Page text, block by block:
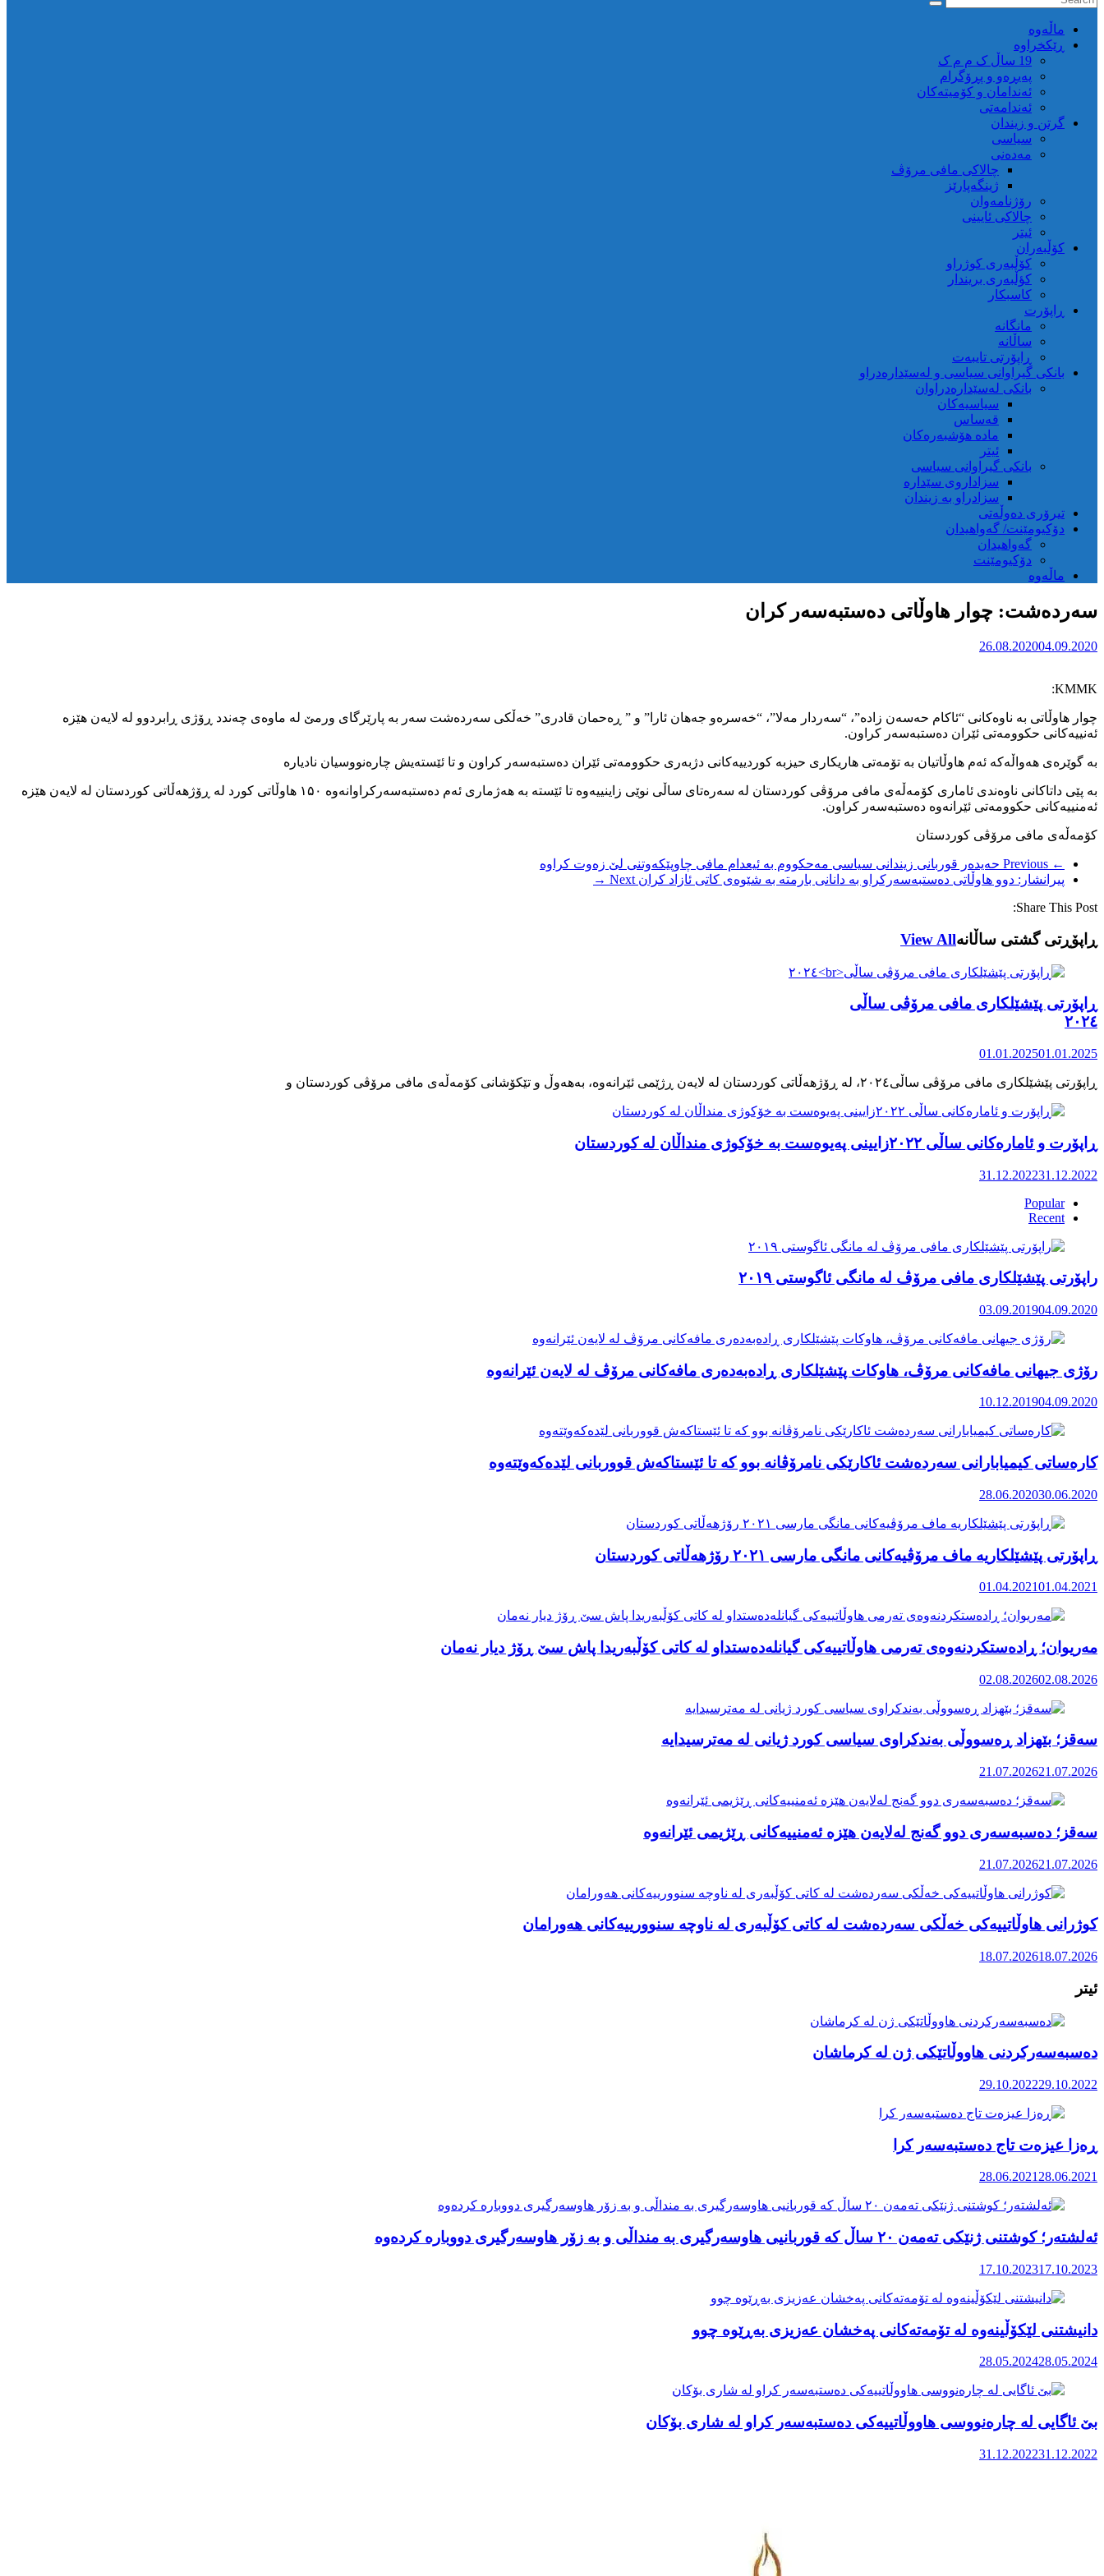
ماڵه‌وه‌
ڕێکخراوە
19 ساڵ ک م م ک
پەیڕەو و پڕۆگرام
ئەندامان و کۆمیتەکان
ئەندامەتی
گرتن و زیندان
سیاسی
مەدەنی
چالاکی مافی مرۆڤ
ژینگەپارێز
رۆژنامەوان
چالاکی ئایینی
ئیتر
کۆڵبەران
کۆڵبەری کوژراو
کؤڵبەری بریندار
کاسبکار
ڕاپۆرت
مانگانە
ساڵانە
ڕاپۆرتی تایبەت
بانکی گیراوانی سیاسی و لەسێدارەدراو
بانکی لەسێدارەدراوان
سیاسیەکان
قەساس
مادە هۆشبەرەکان
ئیتر
بانکی گیراوانی سیاسی
سزاداروی سێدارە
سزادراو بە زیندان
تیرۆری دەوڵەتی
دۆکیومێنت/ گەواهیدان
گەواهیدان
دۆکیومێنت
ماڵەوە
سەردەشت: چوار هاوڵاتی دەستبەسەر کران
26.08.202004.09.2020
KMMK:
چوار هاوڵاتی بە ناوەکانی “ئاکام حەسەن زادە”، “سەردار مەلا”، “خەسرەو جەهان ئارا” و ” ڕەحمان قادری” خەڵکی سەردەشت سەر بە پارێرگای ورمێ لە ماوەی چەندد ڕۆژی ڕابردوو لە لایەن هێزە
ئەنییەکانی حکوومەتی ئێران دەستبەسەر کراون.
بە گوێرەی هەواڵەکە ئەم هاوڵاتیان بە تۆمەتی هاریکاری حیزبە کوردییەکانی دژبەری حکوومەتی ئێران دەستبەسەر کراون و تا ئێستەیش چارەنووسیان نادیارە
بە پێی داتاکانی ناوەندی ئاماری کۆمەڵەی مافی مرۆڤی کوردستان لە سەرەتای ساڵی نوێی زاینییەوە تا ئێستە بە هەژماری ئەم دەستبەسەرکراوانەوە ١۵٠ هاوڵاتی کورد لە ڕۆژهەڵاتی کوردستان لە لایەن هێزە
ئەمنییەکانی حکوومەتی ئێرانەوە دەستبەسەر کراون.
کۆمەڵەی مافی مرۆڤی کوردستان
← Previous
حەیدەر قوربانی زیندانی سیاسی مەحکووم بە ئیعدام مافی چاوپێکەوتنی لێ زەوت کراوە
پیرانشار: دوو هاوڵاتی دەستبەسەرکراو بە دانانی بارمتە بە شێوەی کاتی ئازاد کران Next →
Share This Post:
ڕاپۆڕتی گشتی ساڵانهView All
ڕاپۆرتی پێشێلکاری مافی مرۆڤی ساڵی
٢٠٢٤
01.01.202501.01.2025
ڕاپۆرت و ئامارەکانی ساڵی ٢٠٢٢زایینی پەیوەست بە خۆکوژی منداڵان لە کوردستان
31.12.202231.12.2022
Popular
Recent
راپۆرتی پێشێلكاری مافی مرۆڤ له‌ مانگی ئاگوستی ٢٠١٩
03.09.201904.09.2020
رۆژی جیهانی مافەکانی مرۆڤ، هاوکات پێشێلکاری ڕادەبەدەری مافەکانی مرۆڤ لە لایەن ئێرانەوە
10.12.201904.09.2020
کارەساتی کیمیابارانی سەردەشت ئاکارێکی نامرۆڤانە بوو کە تا ئێستاکەش قووربانی لێدەکەوێتەوە
28.06.202030.06.2020
ڕاپۆرتی پێشێلکاریە ماف مرۆڤیەکانی مانگی مارسی ٢٠٢١ رۆژهەڵاتی کوردستان
01.04.202101.04.2021
مەریوان؛ ڕادەستکردنەوەی تەرمی هاوڵاتییەکی گیانلەدەستداو لە کاتی کۆڵبەریدا پاش سێ ڕۆژ دیار نەمان
02.08.202602.08.2026
سەقز؛ بێهزاد ڕەسووڵی بەندکراوی سیاسی کورد ژیانی لە مەترسیدایە
21.07.202621.07.2026
سەقز؛ دەسبەسەری دوو گەنج لەلایەن هێزە ئەمنییەکانی ڕێژیمی ئێرانەوە
21.07.202621.07.2026
کوژرانی هاوڵاتییەکی خەڵکی سەردەشت لە کاتی کۆڵبەری لە ناوچە سنوورییەکانی هەورامان
18.07.202618.07.2026
ئیتر
دەسبەسەرکردنی هاووڵاتێکی ژن لە کرماشان
29.10.202229.10.2022
ڕەزا عیزەت تاج دەستبەسەر کرا
28.06.2021 28.06.2021
ئەلشتەر؛ کوشتنی ژنێکی تەمەن ٢٠ ساڵ کە قوربانیی هاوسەرگیری بە منداڵی و بە زۆر هاوسەرگیری دووبارە کردەوە
17.10.202317.10.2023
دانیشتنی لێکۆڵینەوە لە تۆمەتەکانی پەخشان عەزیزی بەڕێوە چوو
28.05.202428.05.2024
بێ ئاگایی لە چارەنووسی هاووڵاتییەکی دەستبەسەر کراو لە شاری بۆکان
31.12.202231.12.2022